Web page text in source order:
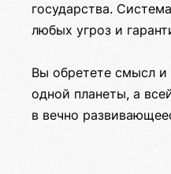
государства.
любых угроз и
Вы обретете смысл и
одной планеты, а
в вечно